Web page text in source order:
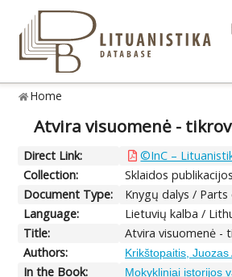
Home
Atvira visuomenė -
Direct Link:
©InC –
Collection:
Sklaidos
Document Type:
Knygų dalys /
Language:
Lietuvių kalba /
Title:
Atvira visuomenė -
Authors:
Krikštopaitis, Juozas
In the Book: Mokykliniai istorijos